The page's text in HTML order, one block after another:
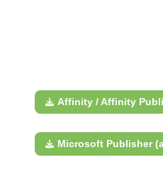
Affinity / Affinity
Microsoft Publisher